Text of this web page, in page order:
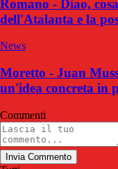
Romano - Diao,
dell'Atalanta e la
News
Moretto - Juan
un'idea concreta in
Commenti
Invia Commento